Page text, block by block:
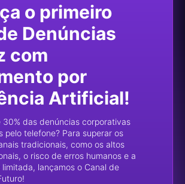
o primeiro
Denúncias
com
por
Artificial!
30% das denúncias corporativas
pelo telefone? Para superar os
tradicionais, como os altos
o risco de erros humanos e a
lançamos o Canal de